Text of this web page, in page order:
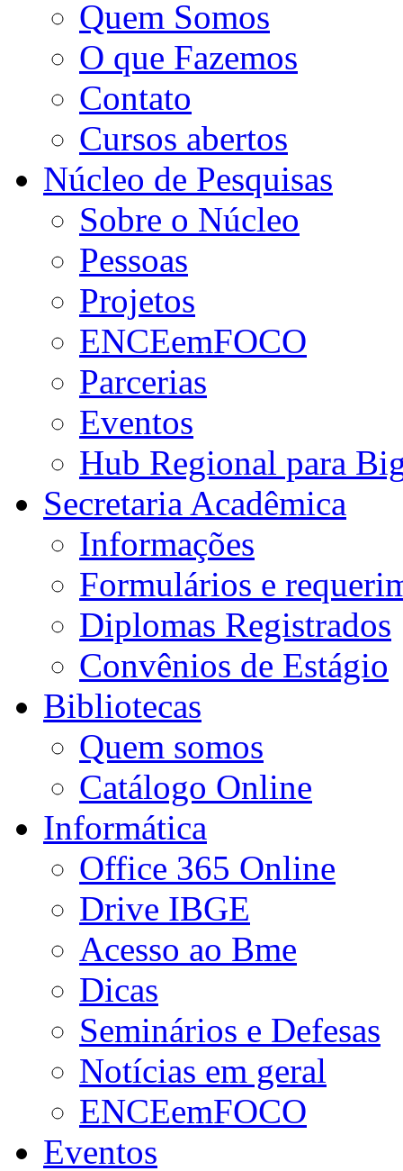
Quem Somos
O que Fazemos
Contato
Cursos abertos
Núcleo de Pesquisas
Sobre o Núcleo
Pessoas
Projetos
ENCEemFOCO
Parcerias
Eventos
Hub Regional para
Secretaria Acadêmica
Informações
Formulários e
Diplomas Registrados
Convênios de Estágio
Bibliotecas
Quem somos
Catálogo Online
Informática
Office 365 Online
Drive IBGE
Acesso ao Bme
Dicas
Seminários e Defesas
Notícias em geral
ENCEemFOCO
Eventos